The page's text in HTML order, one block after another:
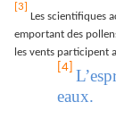
[3]
Les scientifiques
emportant des
les vents participent
[4]
eaux.